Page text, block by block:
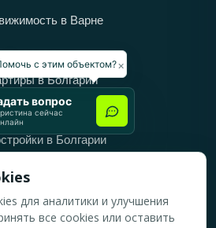
в Варне
Категории
в Болгарии
в Болгарии
в Болгарии
жильё в Болгарии
Рабочее время
×
с этим объектом?
вопрос
сейчас
для аналитики и улучшения
все cookies или оставить